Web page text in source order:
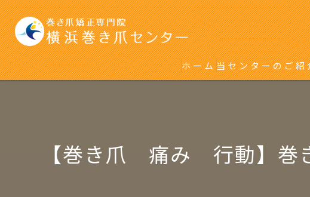
ホーム当センターのご紹
【巻き爪 痛み 行動】巻